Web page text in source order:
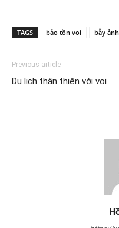
TAGS bảo tồn voi bẫy ảnh
Previous article
Du lịch thân thiện với voi